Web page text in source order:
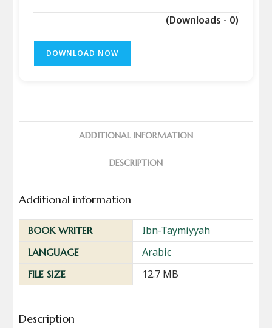
(Downloads - 0)
DOWNLOAD NOW
ADDITIONAL INFORMATION
DESCRIPTION
Additional information
BOOK WRITER Ibn-Taymiyyah
LANGUAGE Arabic
FILE SIZE 12.7 MB
Description